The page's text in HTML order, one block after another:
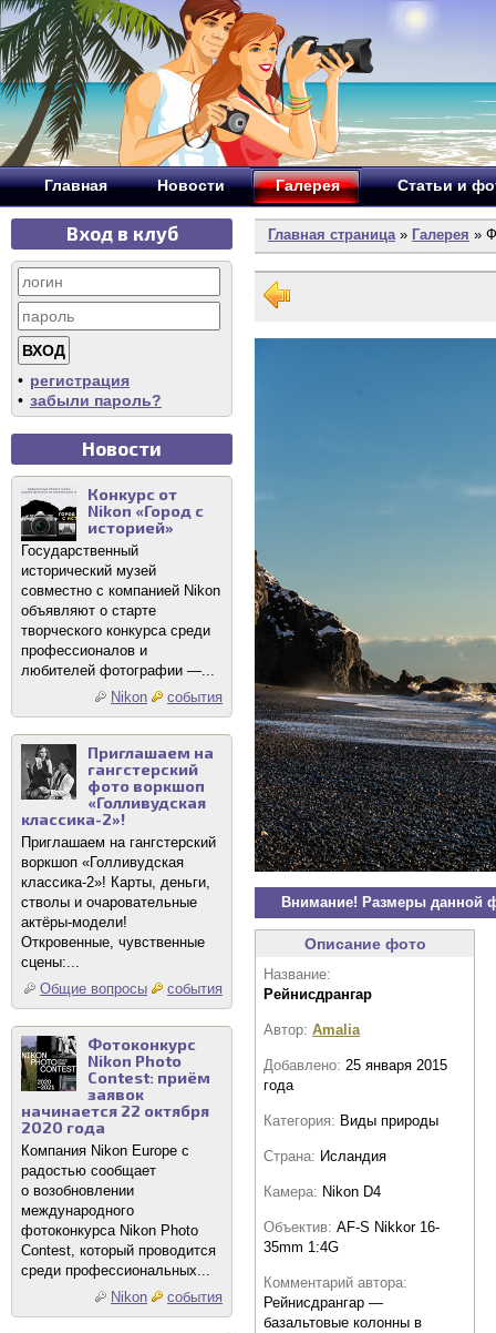
Главная Новости Галерея Статьи и
Вход в клуб
• регистрация
• забыли пароль?
Новости
Конкурс от
Nikon «Город с
историей»
Государственный
исторический музей
совместно с компанией Nikon
объявляют о старте
творческого конкурса среди
профессионалов и
любителей фотографии —...
Nikon
события
Приглашаем на
гангстерский
фото воркшоп
«Голливудская
классика-2»!
Приглашаем на гангстерский
воркшоп «Голливудская
классика-2»! Карты, деньги,
стволы и очаровательные
актёры-модели!
Откровенные, чувственные
сцены:...
Общие вопросы
события
Фотоконкурс
Nikon Photo
Contest: приём
заявок
начинается 22 октября
2020 года
Компания Nikon Europe с
радостью сообщает
о возобновлении
международного
фотоконкурса Nikon Photo
Contest, который проводится
среди профессиональных...
Nikon
события
Главная страница» Галерея »
Внимание! Размеры данной
Описание фото
Название:
Рейнисдрангар
Автор: Amalia
Добавлено: 25 января 2015
года
Категория: Виды природы
Страна: Исландия
Камера: Nikon D4
Объектив: AF-S Nikkor 16-
35mm 1:4G
Комментарий автора:
Рейнисдрангар —
базальтовые колонны в